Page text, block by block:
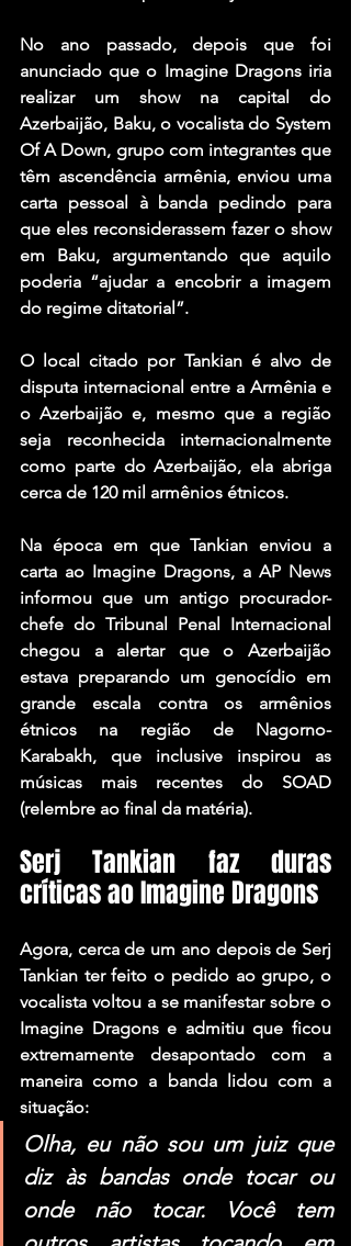
No ano passado, depois que foi
anunciado que o Imagine Dragons iria
realizar um show na capital do
Azerbaijão, Baku, o vocalista do System
Of A Down, grupo com integrantes que
têm ascendência armênia, enviou uma
carta pessoal à banda pedindo para
que eles reconsiderassem fazer o show
em Baku, argumentando que aquilo
poderia “ajudar a encobrir a imagem
do regime ditatorial”.
O local citado por Tankian é alvo de
disputa internacional entre a Armênia e
o Azerbaijão e, mesmo que a região
seja reconhecida internacionalmente
como parte do Azerbaijão, ela abriga
cerca de 120 mil armênios étnicos.
Na época em que Tankian enviou a
carta ao Imagine Dragons, a AP News
informou que um antigo procurador-
chefe do Tribunal Penal Internacional
chegou a alertar que o Azerbaijão
estava preparando um genocídio em
grande escala contra os armênios
étnicos na região de Nagorno-
Karabakh, que inclusive inspirou as
músicas mais recentes do SOAD
(relembre ao final da matéria).
Serj Tankian faz duras
críticas ao Imagine Dragons
Agora, cerca de um ano depois de Serj
Tankian ter feito o pedido ao grupo, o
vocalista voltou a se manifestar sobre o
Imagine Dragons e admitiu que ficou
extremamente desapontado com a
maneira como a banda lidou com a
situação:
Olha, eu não sou um juiz que
diz às bandas onde tocar ou
onde não tocar. Você tem